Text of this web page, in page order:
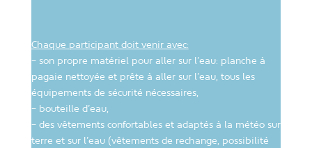
Chaque participant doit venir avec:
– son propre matériel pour aller sur l’eau: planche à
pagaie nettoyée et prête à aller sur l’eau, tous les
équipements de sécurité nécessaires,
– bouteille d’eau,
– des vêtements confortables et adaptés à la météo sur
terre et sur l’eau (vêtements de rechange, possibilité